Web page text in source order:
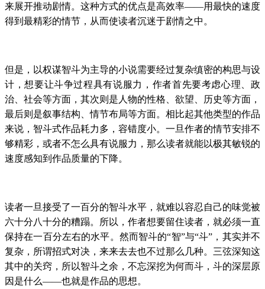
来展开推动剧情。这种方式的优点是高效率——用最快的速度
得到最精彩的情节，从而使读者沉迷于剧情之中。
但是，以权谋智斗为主导的小说需要经过复杂缜密的构思与设
计，想要让斗争过程具有说服力，作者首先要考虑心理、政
治、社会等方面，其次则是人物的性格、欲望、历史等方面，
最后则是叙事结构、情节布局等方面。相比起其他类型的作品
来说，智斗式作品耗力多，容错度小。一旦作者的情节安排不
够精彩，或者不怎么具有说服力，那么读者就能以极其敏锐的
速度感知到作品质量的下降。
读者一旦接受了一百分的智斗水平，就难以容忍自己的味觉被
六十分八十分的糟蹋。所以，作者想要留住读者，就必须一直
保持在一百分左右的水平。然而智斗的“智”与“斗”，其实并不
复杂，所谓招式对决，来来去去也不过那么几种。三弦深知这
其中的关窍，所以智斗之余，不忘深挖为何而斗，斗的深层原
因是什么——也就是作品的思想。